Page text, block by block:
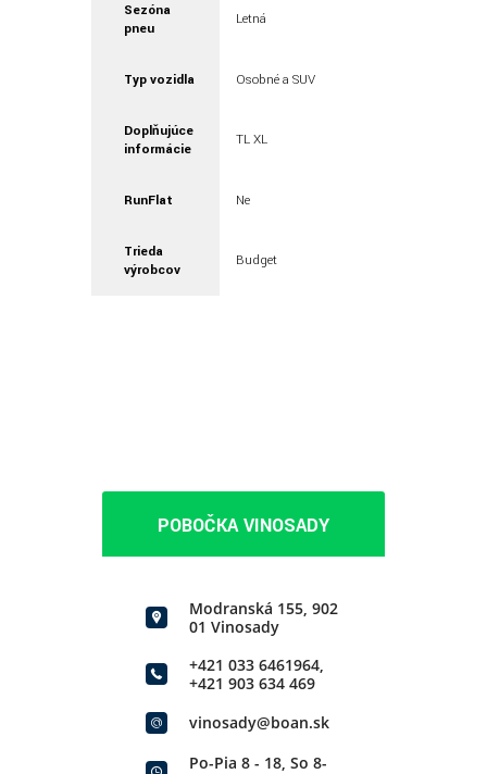
Sezóna
pneu
Letná
Typ vozidla Osobné a SUV
Doplňujúce
informácie
TL XL
RunFlat Ne
Trieda
výrobcov
Budget
POBOČKA VINOSADY
Modranská 155, 902
01 Vinosady
+421 033 6461964,
+421 903 634 469
vinosady@boan.sk
Po-Pia 8 - 18, So 8-